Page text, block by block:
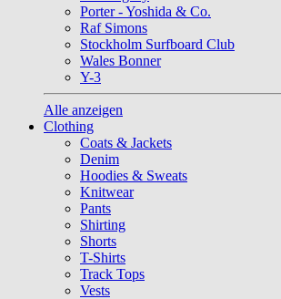
Porter - Yoshida & Co.
Raf Simons
Stockholm Surfboard Club
Wales Bonner
Y-3
Alle anzeigen
Clothing
Coats & Jackets
Denim
Hoodies & Sweats
Knitwear
Pants
Shirting
Shorts
T-Shirts
Track Tops
Vests